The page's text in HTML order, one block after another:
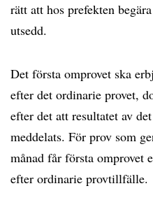
rätt att hos prefekten
utsedd.
Det första omprovet ska
efter det ordinarie provet,
efter det att resultatet av
meddelats. För prov som
månad får första omprovet
efter ordinarie provtillfälle.